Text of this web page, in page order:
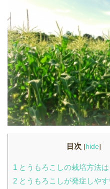
目次 [hide]
1 とうもろこしの栽培方法は
2 とうもろこしが発症しや